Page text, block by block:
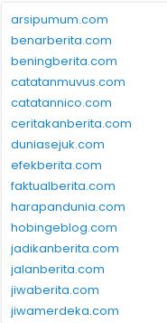
arsipumum.com
benarberita.com
beningberita.com
catatanmuvus.com
catatannico.com
ceritakanberita.com
duniasejuk.com
efekberita.com
faktualberita.com
harapandunia.com
hobingeblog.com
jadikanberita.com
jalanberita.com
jiwaberita.com
jiwamerdeka.com